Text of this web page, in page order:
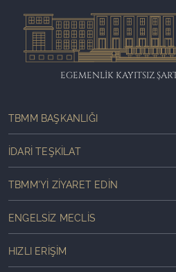
EGEMENLİK KAYITSIZ
TBMM BAŞKANLIĞI
İDARI TEŞKILAT
TBMM'YI ZIYARET EDIN
ENGELSIZ MECLIS
HIZLI ERIŞIM